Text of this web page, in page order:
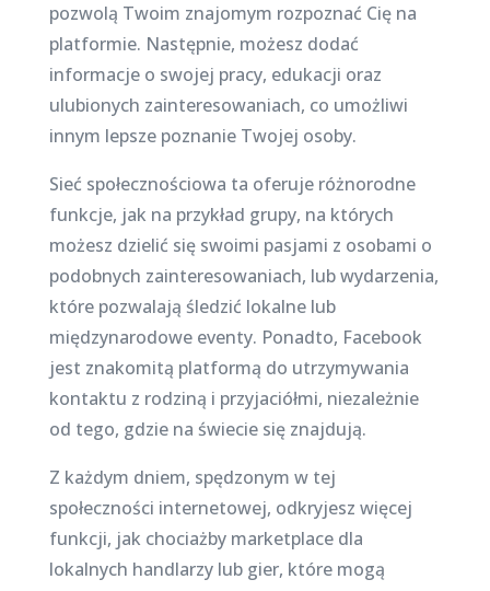
pozwolą Twoim znajomym rozpoznać Cię na
platformie. Następnie, możesz dodać
informacje o swojej pracy, edukacji oraz
ulubionych zainteresowaniach, co umożliwi
innym lepsze poznanie Twojej osoby.
Sieć społecznościowa ta oferuje różnorodne
funkcje, jak na przykład grupy, na których
możesz dzielić się swoimi pasjami z osobami o
podobnych zainteresowaniach, lub wydarzenia,
które pozwalają śledzić lokalne lub
międzynarodowe eventy. Ponadto, Facebook
jest znakomitą platformą do utrzymywania
kontaktu z rodziną i przyjaciółmi, niezależnie
od tego, gdzie na świecie się znajdują.
Z każdym dniem, spędzonym w tej
społeczności internetowej, odkryjesz więcej
funkcji, jak chociażby marketplace dla
lokalnych handlarzy lub gier, które mogą